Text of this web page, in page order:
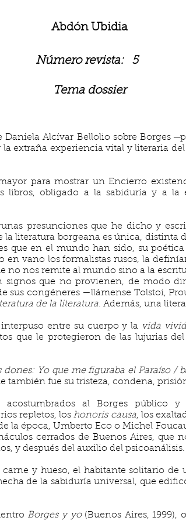
Abdón Ubidia
Número revista: 5
Tema dossier
Alcívar Bellolio sobre Borges
extraña experiencia vital y literaria del
para mostrar un Encierro
libros, obligado a la sabiduría y a la
presunciones que he dicho y
literatura borgeana es única, distinta
que en el mundo han sido, su
vano los formalistas rusos, la
no nos remite al mundo sino a la
signos que no provienen, de modo
sus congéneres —llámense Tolstoi,
de la literatura. Además, una
entre su cuerpo y la vida
que le protegieron de las lujurias
dones: Yo que me figuraba el Paraíso /
también fue su tristeza, condena,
acostumbrados al Borges público
repletos, loshonoris causa, los
la época, Umberto Eco o Michel
cerrados de Buenos Aires, que
y después del auxilio del psicoanálisis.
carne y hueso, el habitante solitario de
de la sabiduría universal, que
Borges y yo(Buenos Aires, 1999),